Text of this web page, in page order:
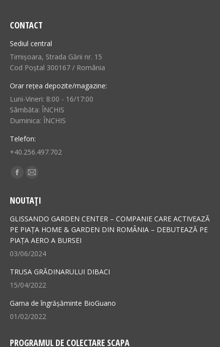
CONTACT
Sediul central
Timișoara, Strada Gării nr. 15
Cod Poștal 300167 / România
Orar rețea depozite/magazine:
Luni-Vineri: 8:00 - 16/17:00
Sâmbăta: ÎNCHIS
Duminica: ÎNCHIS
Telefon:
+40.256.497.702
Find us on:
Facebook
opens
in
new
window
Mail
opens
in
new
window
NOUTAȚI
GLISSANDO GARDEN CENTER – COMPANIE CARE ACTIVEAZĂ
PE PIAȚA HOME & GARDEN DIN ROMÂNIA – DEBUTEAZĂ PE
PIAȚA AERO A BURSEI
03/06/2024
TRUSA GRĂDINARULUI DIBACI
15/04/2022
Gama de îngrășăminte BioGuano
01/02/2022
PROGRAMUL DE COLECTARE SCAPA